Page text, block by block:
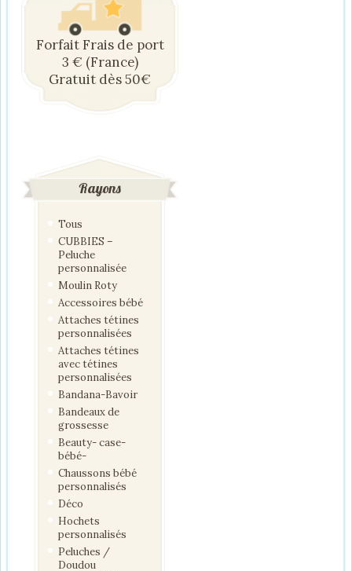
Forfait Frais de port
3 € (France)
Gratuit dès 50€
Rayons
Tous
CUBBIES –
Peluche
personnalisée
Moulin Roty
Accessoires bébé
Attaches tétines
personnalisées
Attaches tétines
avec tétines
personnalisées
Bandana-Bavoir
Bandeaux de
grossesse
Beauty- case-
bébé-
Chaussons bébé
personnalisés
Déco
Hochets
personnalisés
Peluches /
Doudou